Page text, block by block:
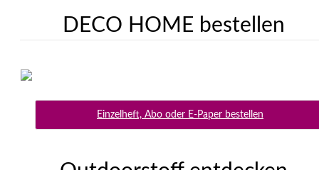
DECO HOME bestellen
Einzelheft, Abo oder E-Paper bestellen